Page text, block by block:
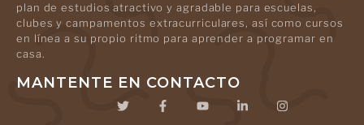
plan de estudios atractivo y agradable para escuelas,
clubes y campamentos extracurriculares, así como cursos
en línea a su propio ritmo para aprender a programar en
casa.
MANTENTE EN CONTACTO